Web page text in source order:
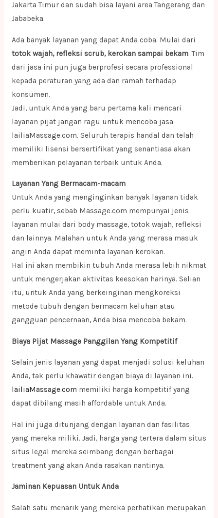
Jakarta Timur dan sudah bisa layani area Tangerang dan
Jababeka.
Ada banyak layanan yang dapat Anda coba. Mulai dari
totok wajah, refleksi scrub, kerokan sampai bekam. Tim
dari jasa ini pun juga berprofesi secara professional
kepada peraturan yang ada dan ramah terhadap
konsumen.
Jadi, untuk Anda yang baru pertama kali mencari
layanan pijat jangan ragu untuk mencoba jasa
lailiaMassage.com. Seluruh terapis handal dan telah
memiliki lisensi bersertifikat yang senantiasa akan
memberikan pelayanan terbaik untuk Anda.
Layanan Yang Bermacam-macam
Untuk Anda yang menginginkan banyak layanan tidak
perlu kuatir, sebab Massage.com mempunyai jenis
layanan mulai dari body massage, totok wajah, refleksi
dan lainnya. Malahan untuk Anda yang merasa masuk
angin Anda dapat meminta layanan kerokan.
Hal ini akan membikin tubuh Anda merasa lebih nikmat
untuk mengerjakan aktivitas keesokan harinya. Selian
itu, untuk Anda yang berkeinginan mengkoreksi
metode tubuh dengan bermacam keluhan atau
gangguan pencernaan, Anda bisa mencoba bekam.
Biaya Pijat Massage Panggilan Yang Kompetitif
Selain jenis layanan yang dapat menjadi solusi keluhan
Anda, tak perlu khawatir dengan biaya di layanan ini.
lailiaMassage.com memiliki harga kompetitif yang
dapat dibilang masih affordable untuk Anda.
Hal ini juga ditunjang dengan layanan dan fasilitas
yang mereka miliki. Jadi, harga yang tertera dalam situs
situs legal mereka seimbang dengan berbagai
treatment yang akan Anda rasakan nantinya.
Jaminan Kepuasan Untuk Anda
Salah satu menarik yang mereka perhatikan merupakan